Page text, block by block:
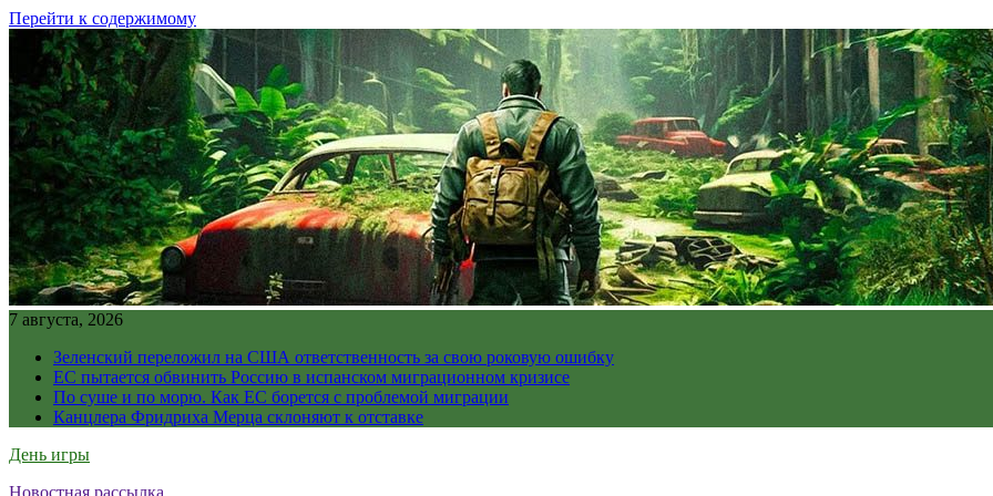
Перейти к содержимому
7 августа, 2026
Зеленский переложил на США ответственность за свою роковую ошибку
ЕС пытается обвинить Россию в испанском миграционном кризисе
По суше и по морю. Как ЕС борется с проблемой миграции
Канцлера Фридриха Мерца склоняют к отставке
День игры
Новостная рассылка